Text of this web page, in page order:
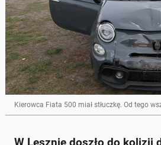
Kierowca Fiata 500 miał stłuczkę. Od tego